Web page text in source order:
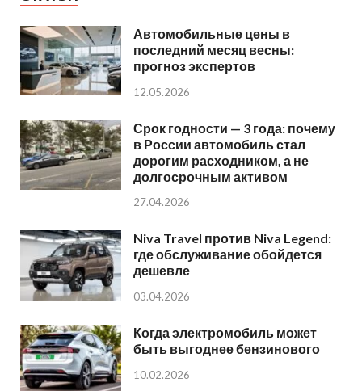
Автомобильные цены в
последний месяц весны:
прогноз экспертов
12.05.2026
Срок годности — 3 года: почему
в России автомобиль стал
дорогим расходником, а не
долгосрочным активом
27.04.2026
Niva Travel против Niva Legend:
где обслуживание обойдется
дешевле
03.04.2026
Когда электромобиль может
быть выгоднее бензинового
10.02.2026